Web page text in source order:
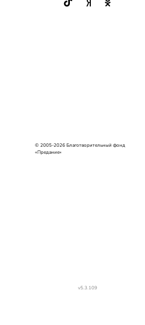
© 2005-2026 Благотворительный фонд
«Предание»
v5.3.109